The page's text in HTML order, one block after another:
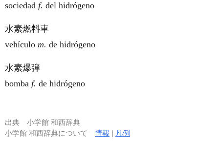
sociedad f. del hidrógeno
水素燃料車
vehículo m. de hidrógeno
水素爆弾
bomba f. de hidrógeno
出典 小学館 和西辞典
小学館 和西辞典について情報 | 凡例